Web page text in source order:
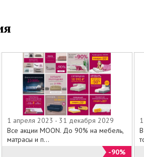
1 апреля 2023 - 31 декабря 2029
Все акции MOON. До 90% на мебель,
матрасы и п...
-90%